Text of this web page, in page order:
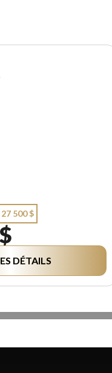
500 $
DÉTAILS